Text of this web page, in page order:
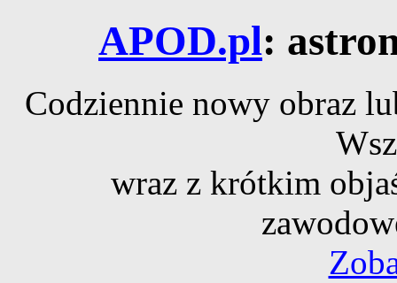
APOD.pl:
Codziennie nowy obraz
wraz z krótkim